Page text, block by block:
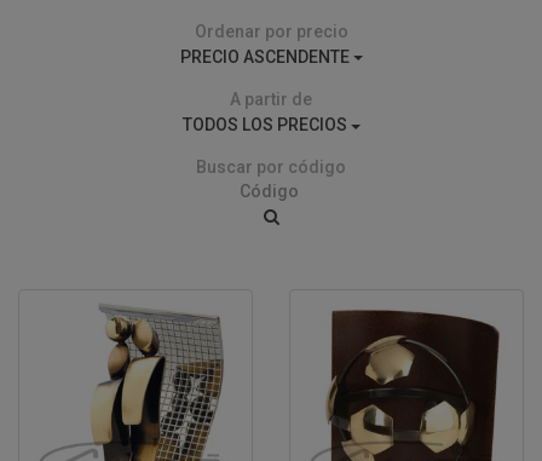
Ordenar por precio
PRECIO ASCENDENTE
A partir de
TODOS LOS PRECIOS
Buscar por código